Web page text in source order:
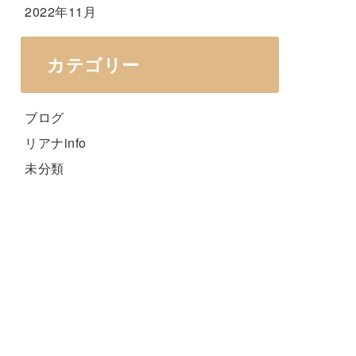
2022年11月
カテゴリー
ブログ
リアナinfo
未分類